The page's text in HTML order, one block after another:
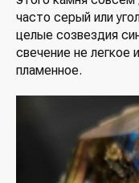
часто серый или
целые созвездия
свечение не
пламенное.